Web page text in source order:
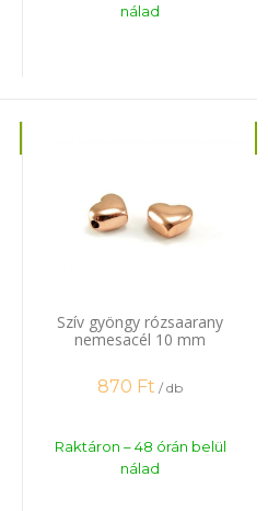
nálad
Szív gyöngy rózsaarany
nemesacél 10 mm
870 Ft / db
Raktáron – 48 órán belül
nálad